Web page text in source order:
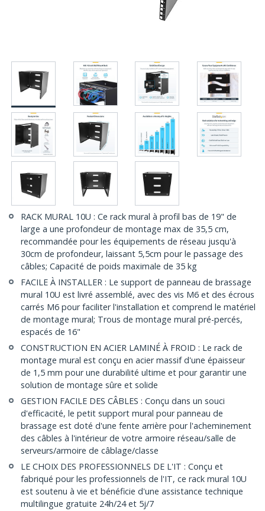
RACK MURAL 10U : Ce rack mural à profil bas de 19" de
large a une profondeur de montage max de 35,5 cm,
recommandée pour les équipements de réseau jusqu'à
30cm de profondeur, laissant 5,5cm pour le passage des
câbles; Capacité de poids maximale de 35 kg
FACILE À INSTALLER : Le support de panneau de brassage
mural 10U est livré assemblé, avec des vis M6 et des écrous
carrés M6 pour faciliter l'installation et comprend le matériel
de montage mural; Trous de montage mural pré-percés,
espacés de 16"
CONSTRUCTION EN ACIER LAMINÉ À FROID : Le rack de
montage mural est conçu en acier massif d'une épaisseur
de 1,5 mm pour une durabilité ultime et pour garantir une
solution de montage sûre et solide
GESTION FACILE DES CÂBLES : Conçu dans un souci
d'efficacité, le petit support mural pour panneau de
brassage est doté d'une fente arrière pour l'acheminement
des câbles à l'intérieur de votre armoire réseau/salle de
serveurs/armoire de câblage/classe
LE CHOIX DES PROFESSIONNELS DE L'IT : Conçu et
fabriqué pour les professionnels de l'IT, ce rack mural 10U
est soutenu à vie et bénéficie d'une assistance technique
multilingue gratuite 24h/24 et 5j/7